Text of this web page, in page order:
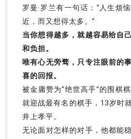
罗曼·罗兰有一句话：“人生烦
近，而又想得太多。”
当你想得越多，就越容易给自
和负担。
唯有心无旁骛，只专注眼前的
喜的回报。
被金庸赞为“绝世高手”的围棋
就迎战最有名的棋手，13岁时
井上孝平。
无论面对怎样的对手，他都能